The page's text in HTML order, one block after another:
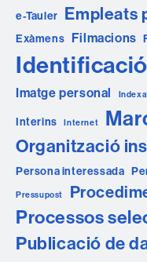
e-Tauler Empleats
Exàmens Filmacions
Imatge personal
Interins
Internet
Organització
Persona interessada
Pressupost
Processos
Publicació de